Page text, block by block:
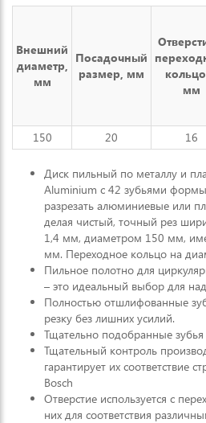
Внешний
диаметр,
мм
Посадочный
размер, мм
мм
150 20 16
Диск пильный по металлу и
Aluminium с 42 зубьями формы
разрезать алюминиевые или
делая чистый, точный рез
1,4 мм, диаметром 150 мм,
мм. Переходное кольцо на
Пильное полотно для
– это идеальный выбор для
Полностью отшлифованные
резку без лишних усилий.
Тщательно подобранные
Тщательный контроль
гарантирует их соответствие
Bosch
Отверстие используется с
них для соответствия